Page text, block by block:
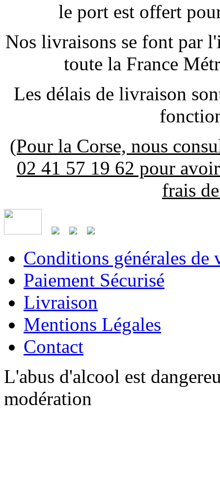
le port est offert
Nos livraisons se font par
toute la France
Les délais de livraison
(Pour la Corse, nous
02 41 57 19 62 pour
frais
Conditions générales de
Paiement Sécurisé
Livraison
Mentions Légales
Contact
L'abus d'alcool est
modération